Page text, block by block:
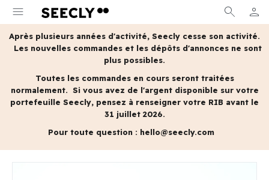
menu search person
MON
Après plusieurs années d'activité, Seecly cesse son activité.
Les nouvelles commandes et les dépôts d'annonces ne sont
plus possibles.
Toutes les commandes en cours seront traitées
normalement. Si vous avez de l'argent disponible sur votre
portefeuille Seecly, pensez à renseigner votre RIB avant le
31 juillet 2026.
Pour toute question : hello@seecly.com